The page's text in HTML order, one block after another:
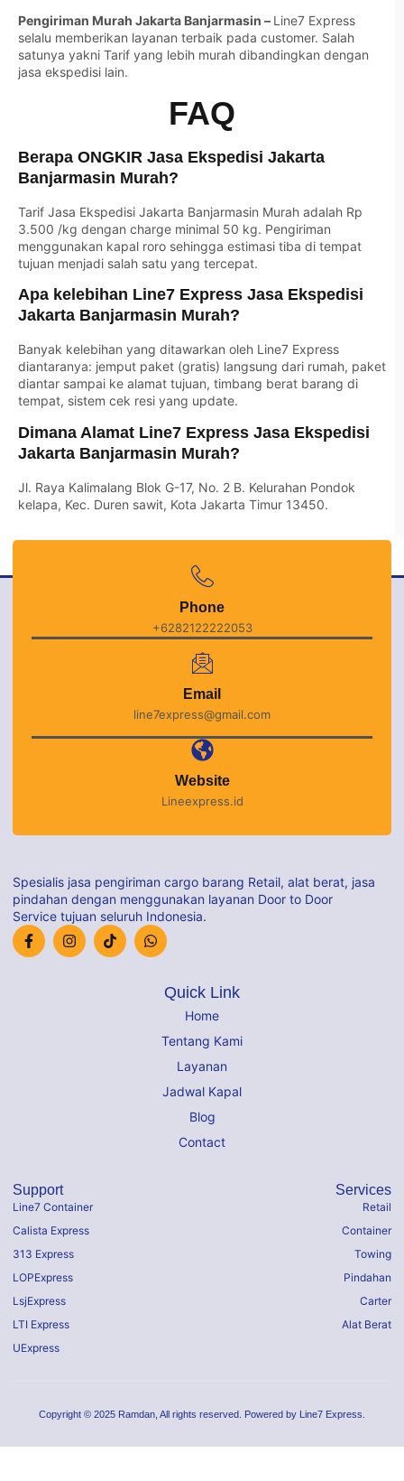
Pengiriman Murah Jakarta Banjarmasin – Line7 Express
selalu memberikan layanan terbaik pada customer. Salah
satunya yakni Tarif yang lebih murah dibandingkan dengan
jasa ekspedisi lain.
FAQ
Berapa ONGKIR Jasa Ekspedisi Jakarta
Banjarmasin Murah?
Tarif Jasa Ekspedisi Jakarta Banjarmasin Murah adalah Rp
3.500 /kg dengan charge minimal 50 kg. Pengiriman
menggunakan kapal roro sehingga estimasi tiba di tempat
tujuan menjadi salah satu yang tercepat.
Apa kelebihan Line7 Express Jasa Ekspedisi
Jakarta Banjarmasin Murah?
Banyak kelebihan yang ditawarkan oleh Line7 Express
diantaranya: jemput paket (gratis) langsung dari rumah, paket
diantar sampai ke alamat tujuan, timbang berat barang di
tempat, sistem cek resi yang update.
Dimana Alamat Line7 Express Jasa Ekspedisi
Jakarta Banjarmasin Murah?
Jl. Raya Kalimalang Blok G-17, No. 2 B. Kelurahan Pondok
kelapa, Kec. Duren sawit, Kota Jakarta Timur 13450.
Phone
+6282122222053
Email
line7express@gmail.com
Website
Lineexpress.id
Spesialis jasa pengiriman cargo barang Retail, alat berat, jasa
pindahan dengan menggunakan layanan Door to Door
Service tujuan seluruh Indonesia.
Quick Link
Home
Tentang Kami
Layanan
Jadwal Kapal
Blog
Contact
Support
Line7 Container
Calista Express
313 Express
LOPExpress
LsjExpress
LTI Express
UExpress
Services
Retail
Container
Towing
Pindahan
Carter
Alat Berat
Copyright © 2025 Ramdan, All rights reserved. Powered by Line7 Express.